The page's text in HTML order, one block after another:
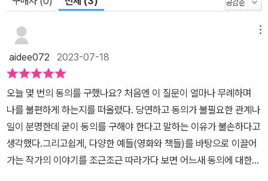
를 지키고 존중하는 법을 익히면 하고 싶지 않은 상대방의 요구를 잘
된 직간접적 행위를 할 때 늘 상대로부터 동의를 요청받아 온 사람이
라면 평소와 다른 이상한 상황에 놓였을 때 위험을 빠르게 인지할 수
있기 때문이다. 영국과 오스트레일리아 등에서는 성교육에서 경계 존
중과 동의 교육을 강화하여 상대방의 의사를 존중하고 자기 의사를
적극적으로 표현하는 법을 익히도록 의무화했다. 유네스코는 이를 일
컬어 ‘포괄적 성교육’이라 부른다. 영국은 2020년 9월부터 성교육을
바꿨어요. 기존 성교육에 ‘관계 맺기’ 교육을 강화해 가르치고 있어요.
이를 ‘관계와 성교육(RSE, Relationships and Sex Educatio
aidee072 2023-07-18
오늘 몇 번의 동의를 구했나요? 처음엔 이 질문이 얼마나 무례하며
나를 불편하게 하는지를 떠올렸다. 당연하고 동의가 불필요한 관계나
일이 분명한데 굳이 동의를 구해야 한다고 말하는 이유가 불손하다고
생각했다.그리고쉽게, 다양한 예들(영화와 책들)를 바탕으로 이끌어
가는 작가의 이야기를 조근조근 따라가다 보면 어느새 동의에 대한